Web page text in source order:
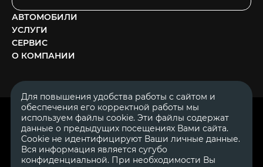
АВТОМОБИЛИ
УСЛУГИ
СЕРВИС
О КОМПАНИИ
© 2007—2026 «Диалог Авто» — автосалон. Все права защищены.
Обращаем Ваше внимание на то, что данный Интернет-сайт
носит исключительно информационный характер и ни при
ОГРН 1111644005153
ИНН 1644062657
Для повышения удобства работы с сайтом и
обеспечения его корректной работы мы
используем файлы cookie. Эти файлы содержат
данные о предыдущих посещениях Вами сайта.
Cookie не идентифицируют Ваши личные данные.
Вся информация является сугубо
конфиденциальной. При необходимости Вы